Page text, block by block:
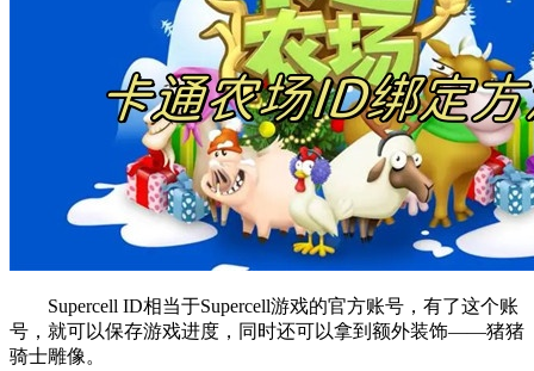
Supercell ID相当于Supercell游戏的官方账号，有了这个账
号，就可以保存游戏进度，同时还可以拿到额外装饰——猪猪
骑士雕像。